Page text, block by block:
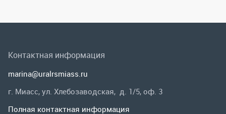
Заказать звонок